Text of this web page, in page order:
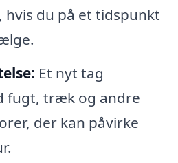
du på et tidspunkt
Et nyt tag
fugt, træk og andre
der kan påvirke